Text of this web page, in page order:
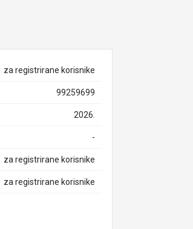
za registrirane korisnike
99259699
2026.
-
za registrirane korisnike
za registrirane korisnike